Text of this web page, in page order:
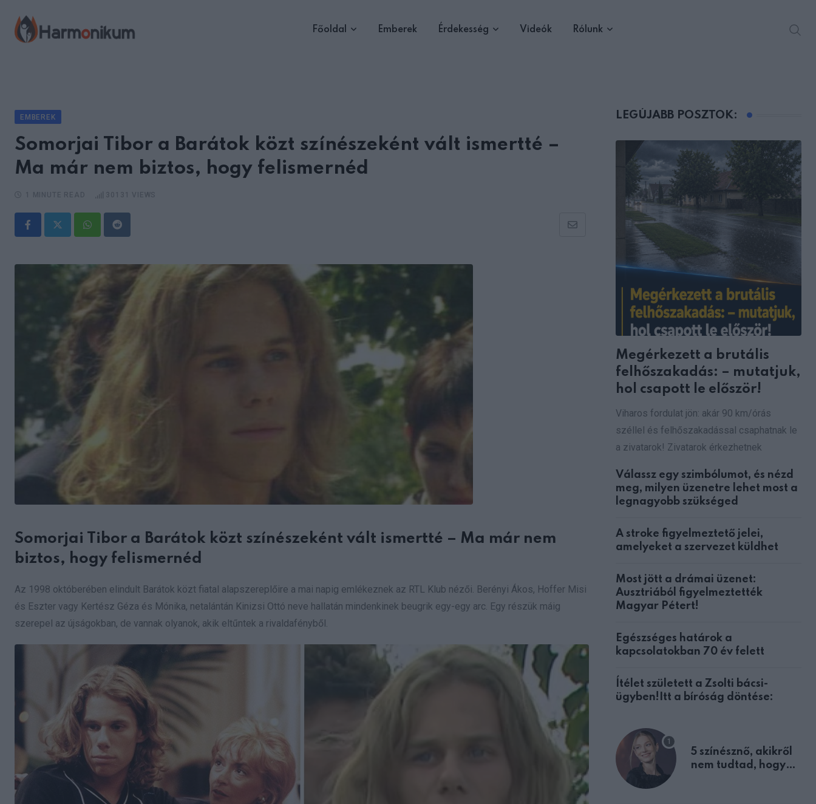
content
Főoldal Emberek Érdekesség Videók Rólunk
EMBEREK
Somorjai Tibor a Barátok közt színészeként vált ismertté –
Ma már nem biztos, hogy felismernéd
WhatsappReddit
Share
Somorjai Tibor a Barátok közt színészeként vált ismertté – Ma már nem
biztos, hogy felismernéd
Az 1998 októberében elindult Barátok közt fiatal alapszereplőire a mai napig emlékeznek az RTL Klub nézői. Berényi Ákos, Hoffer Misi
és Eszter vagy Kertész Géza és Mónika, netalántán Kinizsi Ottó neve hallatán mindenkinek beugrik egy-egy arc. Egy részük máig
szerepel az újságokban, de vannak olyanok, akik eltűntek a rivaldafényből.
LEGÚJABB POSZTOK:
Megérkezett a brutális
felhőszakadás: – mutatjuk,
hol csapott le először!
Viharos fordulat jön: akár 90 km/órás
széllel és felhőszakadással csaphatnak le
a zivatarok! Zivatarok érkezhetnek
Válassz egy szimbólumot, és nézd
meg, milyen üzenetre lehet most a
legnagyobb szükséged
A stroke figyelmeztető jelei,
amelyeket a szervezet küldhet
Most jött a drámai üzenet:
Ausztriából figyelmeztették
Magyar Pétert!
Egészséges határok a
kapcsolatokban 70 év felett
Ítélet született a Zsolti bácsi-
ügyben!Itt a bíróság döntése:
5 színésznő, akikről
nem tudtad, hogy